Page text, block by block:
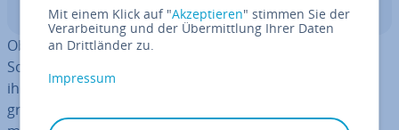
In­halts­ver­zeich­nis
Ob bei der Pro­gram­mie­rung einer App, einer IoT-
Software oder eines Com­pu­ter­spiels – bevor Ent­wick­ler
ihre ersten Zeilen Code schreiben, müssen sie eine
grund­le­gen­de Ent­schei­dung treffen: Welche Pro­gram­
Mit einem Klick auf "Akzeptieren" stimmen Sie der
Verarbeitung und der Übermittlung Ihrer Daten
an Drittländer zu.
Impressum